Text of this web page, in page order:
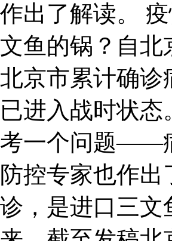
作出了解读。
文鱼的锅？自
北京市累计确诊
已进入战时状
考一个问题——
防控专家也作
诊，是进口三文